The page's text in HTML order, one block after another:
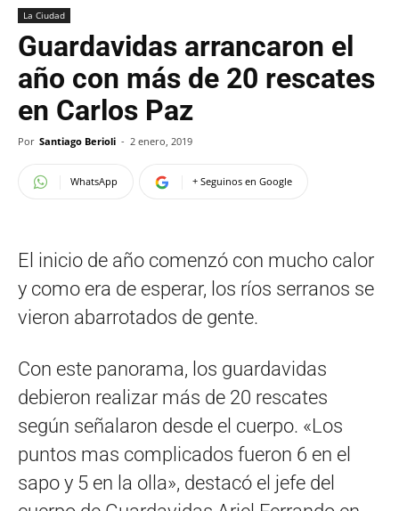
La Ciudad
Guardavidas arrancaron el
año con más de 20 rescates
en Carlos Paz
Por Santiago Berioli - 2 enero, 2019
WhatsApp + Seguinos en Google
El inicio de año comenzó con mucho calor
y como era de esperar, los ríos serranos se
vieron abarrotados de gente.
Con este panorama, los guardavidas
debieron realizar más de 20 rescates
según señalaron desde el cuerpo. «Los
puntos mas complicados fueron 6 en el
sapo y 5 en la olla», destacó el jefe del